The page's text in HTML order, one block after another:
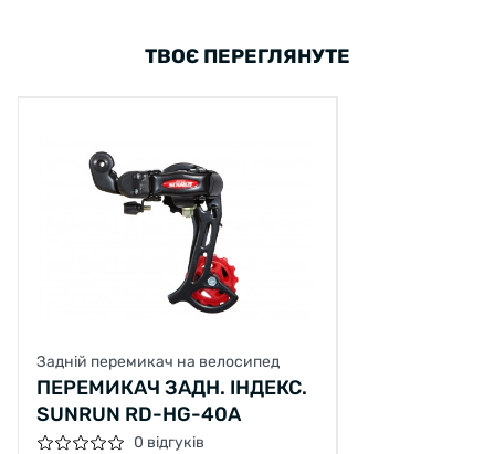
ТВОЄ ПЕРЕГЛЯНУТЕ
Задній перемикач на велосипед
ПЕРЕМИКАЧ ЗАДН. ІНДЕКС.
SUNRUN RD-HG-40A
0 відгуків